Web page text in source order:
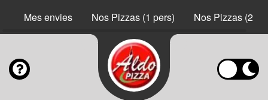
Mes envies Nos Pizzas (1 pers) Nos Pizzas (2